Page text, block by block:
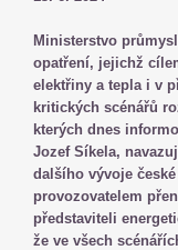
Ministerstvo
opatření, jejichž
elektřiny a tepla i v
kritických scénářů
kterých dnes
Jozef Síkela,
dalšího vývoje
provozovatelem
představiteli
že ve všech